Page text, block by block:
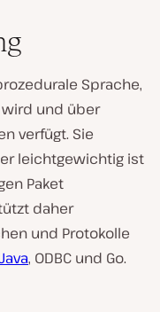
Sprache,
wird und über
verfügt. Sie
leichtgewichtig ist
Paket
daher
und Protokolle
, ODBC und Go.